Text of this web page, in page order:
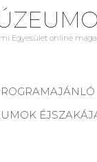
Egyesület online